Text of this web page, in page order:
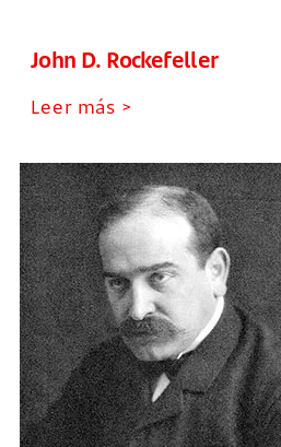
John D. Rockefeller
Leer más >